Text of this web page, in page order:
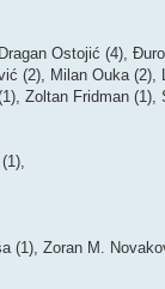
Ostojić (4),
(2), Milan Ouka (2),
Zoltan Fridman (1),
(1), Zoran M.